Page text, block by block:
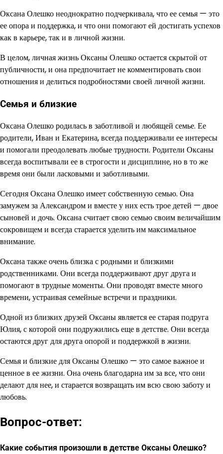
Оксана Олешко неоднократно подчеркивала, что ее семья — это
ее опора и поддержка, и что они помогают ей достигать успехов
как в карьере, так и в личной жизни.
В целом, личная жизнь Оксаны Олешко остается скрытой от
публичности, и она предпочитает не комментировать свои
отношения и делиться подробностями своей личной жизни.
Семья и близкие
Оксана Олешко родилась в заботливой и любящей семье. Ее
родители, Иван и Екатерина, всегда поддерживали ее интересы
и помогали преодолевать любые трудности. Родители Оксаны
всегда воспитывали ее в строгости и дисциплине, но в то же
время они были ласковыми и заботливыми.
Сегодня Оксана Олешко имеет собственную семью. Она
замужем за Александром и вместе у них есть трое детей — двое
сыновей и дочь. Оксана считает свою семью своим величайшим
сокровищем и всегда старается уделить им максимальное
внимание.
Оксана также очень близка с родными и близкими
родственниками. Они всегда поддерживают друг друга и
помогают в трудные моменты. Они проводят вместе много
времени, устраивая семейные встречи и праздники.
Одной из близких друзей Оксаны является ее старая подруга
Юлия, с которой они подружились еще в детстве. Они всегда
остаются друг для друга опорой и поддержкой в жизни.
Семья и близкие для Оксаны Олешко — это самое важное и
ценное в ее жизни. Она очень благодарна им за все, что они
делают для нее, и старается возвращать им всю свою заботу и
любовь.
Вопрос-ответ:
Какие события произошли в детстве Оксаны Олешко?